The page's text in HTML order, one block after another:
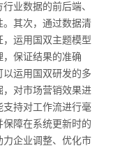
业数据的前后端、
其次，通过数据清
运用国双主题模型
保证结果的准确
运用国双研发的多
对市场营销效果进
持对工作流进行毫
障在系统更新时的
企业调整、优化市